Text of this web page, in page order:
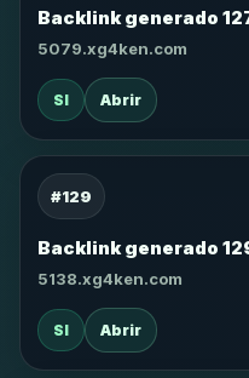
Backlink generado
5079.xg4ken.com
SI Abrir
#129
Backlink generado
5138.xg4ken.com
SI Abrir